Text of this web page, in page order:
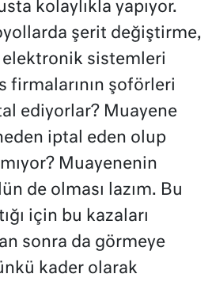
kolaylıkla yapıyor.
şerit değiştirme,
sistemleri
firmalarının şoförleri
ediyorlar? Muayene
iptal eden olup
Muayenenin
de olması lazım. Bu
için bu kazaları
sonra da görmeye
kader olarak